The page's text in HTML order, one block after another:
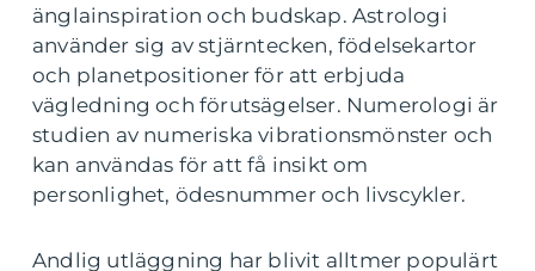
änglainspiration och budskap. Astrologi
använder sig av stjärntecken, födelsekartor
och planetpositioner för att erbjuda
vägledning och förutsägelser. Numerologi är
studien av numeriska vibrationsmönster och
kan användas för att få insikt om
personlighet, ödesnummer och livscykler.
Andlig utläggning har blivit alltmer populärt